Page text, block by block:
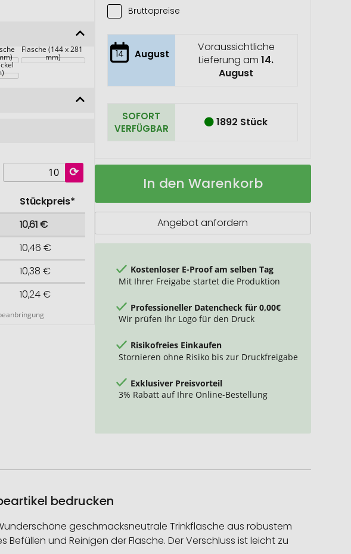
Flasche (144 x 281
mm)
Stückpreis*
10,61 €
10,46 €
10,38 €
10,24 €
Bruttopreise
14 August
Voraussichtliche
Lieferung am14.
August
SOFORT
VERFÜGBAR
1892 Stück
Trinkflasche
Strap
Auf
In den Warenkorb
Angebot anfordern
Kostenloser E-Proof am selben Tag
Mit Ihrer Freigabe startet die Produktion
Professioneller Datencheck für 0,00€
Wir prüfen Ihr Logo für den Druck
Risikofreies Einkaufen
Stornieren ohne Risiko bis zur Druckfreigabe
Exklusiver Preisvorteil
3% Rabatt auf Ihre Online-Bestellung
bedrucken
geschmacksneutrale Trinkflasche aus robustem
und Reinigen der Flasche. Der Verschluss ist leicht zu